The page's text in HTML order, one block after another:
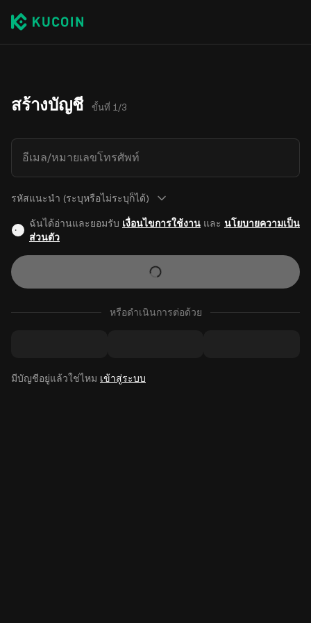
สร้างบัญชี ขั้นที่ 1/3
อีเมล/หมายเลขโทรศัพท์
รหัสแนะนำ (ระบุหรือไม่ระบุก็ได้)
ฉันได้อ่านและยอมรับ เงื่อนไขการใช้งานและ นโยบายความเป็น
ส่วนตัว
หรือดำเนินการต่อด้วย
มีบัญชีอยู่แล้วใช่ไหม เข้าสู่ระบบ